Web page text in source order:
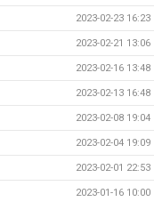
2023-02-23 16:23
2023-02-21 13:06
2023-02-16 13:48
2023-02-13 16:48
2023-02-08 19:04
2023-02-04 19:09
2023-02-01 22:53
2023-01-16 10:00